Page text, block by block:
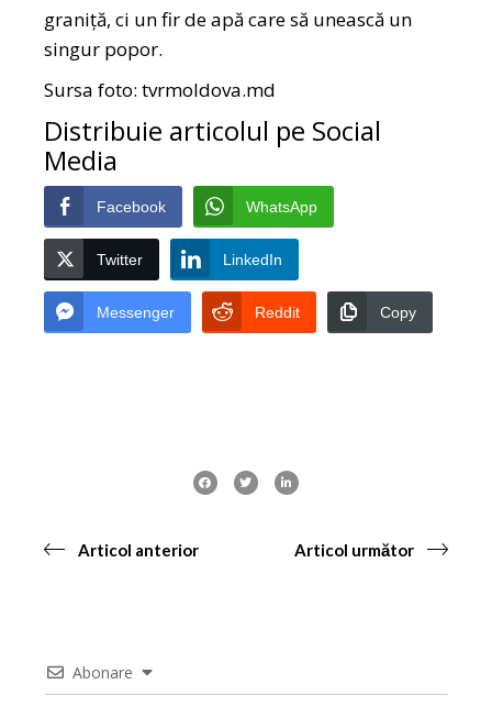
graniță, ci un fir de apă care să unească un
singur popor.
Sursa foto:tvrmoldova.md
Distribuie articolul pe Social
Media
Facebook WhatsApp
Twitter LinkedIn
Messenger Reddit Copy
Articol anterior Articol următor
Abonare